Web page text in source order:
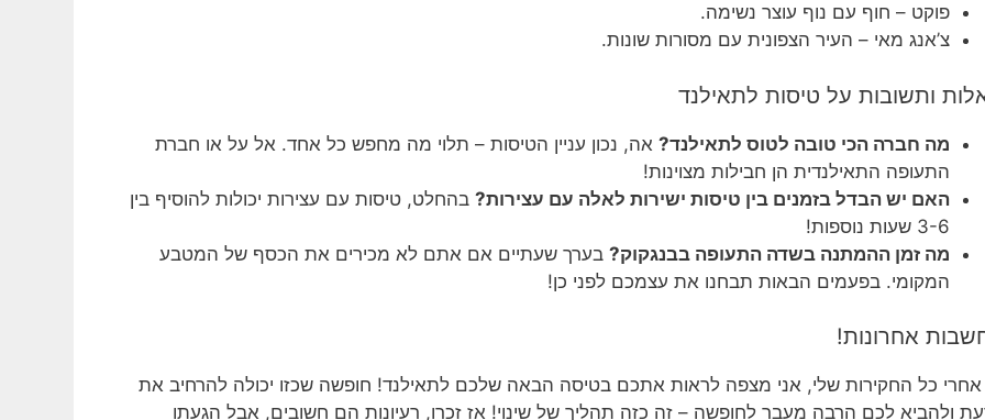
פוקט – חוף עם נוף עוצר נשימה.
צ’אנג מאי – העיר הצפונית עם מסורות שונות.
ותשובות על טיסות לתאילנד
מה חברה הכי טובה לטוס לתאילנד? אה, נכון עניין הטיסות – תלוי מה מחפש כל אחד. אל על או חברת
התעופה התאילנדית הן חבילות מצוינות!
האם יש הבדל בזמנים בין טיסות ישירות לאלה עם עצירות? בהחלט, טיסות עם עצירות יכולות להוסיף בין
3-6 שעות נוספות!
מה זמן ההמתנה בשדה התעופה בבנגקוק? בערך שעתיים אם אתם לא מכירים את הכסף של המטבע
המקומי. בפעמים הבאות תבחנו את עצמכם לפני כן!
אחרונות!
אחרי כל החקירות שלי, אני מצפה לראות אתכם בטיסה הבאה שלכם לתאילנד! חופשה שכזו יכולה להרחיב את
ולהביא לכם הרבה מעבר לחופשה – זה כזה תהליך של שינוי! אז זכרו, רעיונות הם חשובים, אבל הגעתו